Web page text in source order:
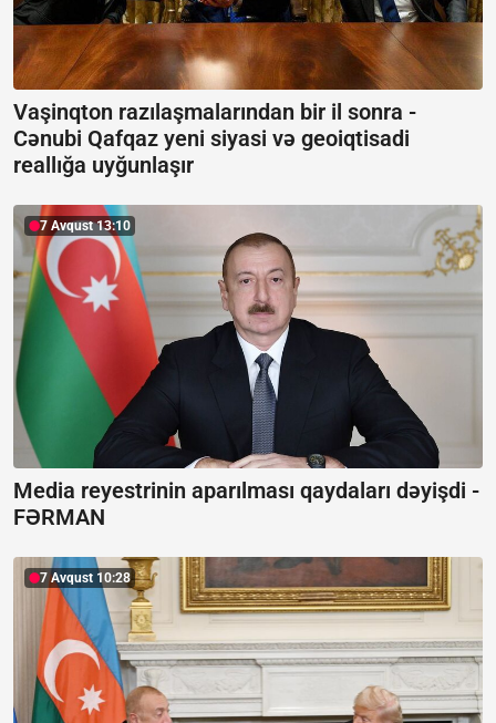
Vaşinqton razılaşmalarından bir il sonra -
Cənubi Qafqaz yeni siyasi və geoiqtisadi
reallığa uyğunlaşır
7 Avqust 13:10
Media reyestrinin aparılması qaydaları dəyişdi -
FƏRMAN
7 Avqust 10:28